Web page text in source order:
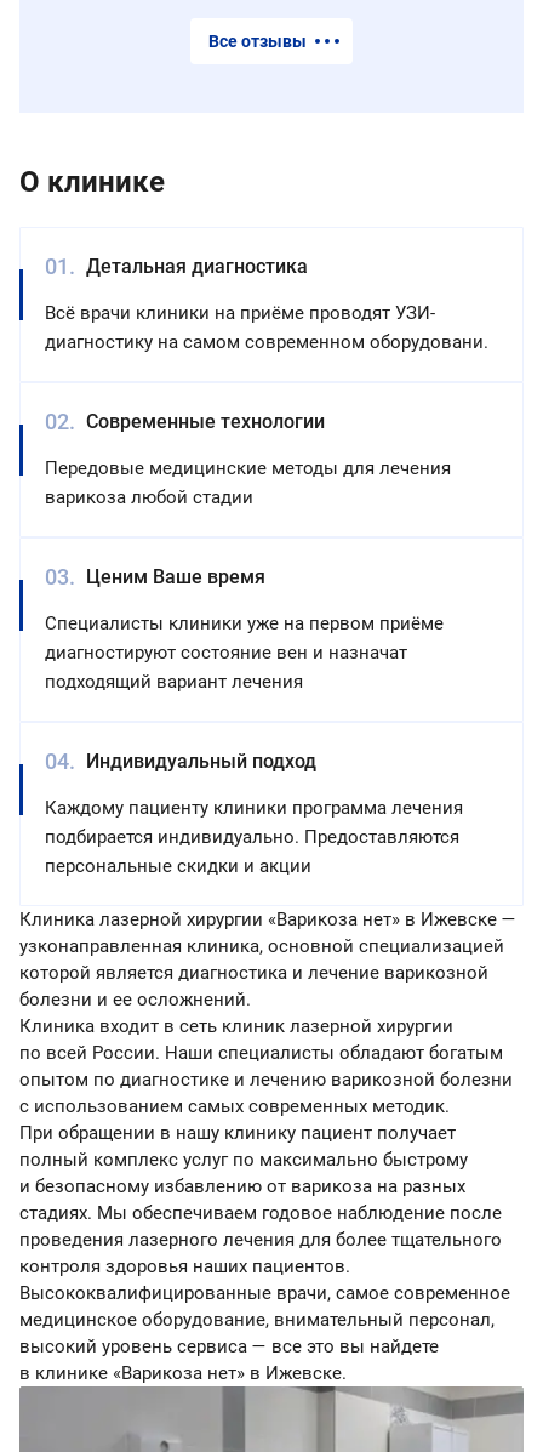
Все отзывы
О клинике
Детальная диагностика
Всё врачи клиники на приёме проводят УЗИ-
диагностику на самом современном оборудовани.
Современные технологии
Передовые медицинские методы для лечения
варикоза любой стадии
Ценим Ваше время
Специалисты клиники уже на первом приёме
диагностируют состояние вен и назначат
подходящий вариант лечения
Индивидуальный подход
Каждому пациенту клиники программа лечения
подбирается индивидуально. Предоставляются
персональные скидки и акции
Клиника лазерной хирургии «Варикоза нет» в Ижевске —
узконаправленная клиника, основной специализацией
которой является диагностика и лечение варикозной
болезни и ее осложнений.
Клиника входит в сеть клиник лазерной хирургии
по всей России. Наши специалисты обладают богатым
опытом по диагностике и лечению варикозной болезни
с использованием самых современных методик.
При обращении в нашу клинику пациент получает
полный комплекс услуг по максимально быстрому
и безопасному избавлению от варикоза на разных
стадиях. Мы обеспечиваем годовое наблюдение после
проведения лазерного лечения для более тщательного
контроля здоровья наших пациентов.
Высококвалифицированные врачи, самое современное
медицинское оборудование, внимательный персонал,
высокий уровень сервиса — все это вы найдете
в клинике «Варикоза нет» в Ижевске.